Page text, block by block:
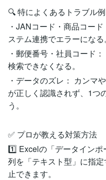
🔍 特によくあるトラブル例
・JANコード・商品コー
ステム連携でエラーになる。
・郵便番号・社員コード
検索できなくなる。
・データのズレ： カンマ
が正しく認識されず、1つ
う。
✅ プロが教える対策方法
1️⃣ Excelの「データイン
列を「テキスト型」に指
止できます。